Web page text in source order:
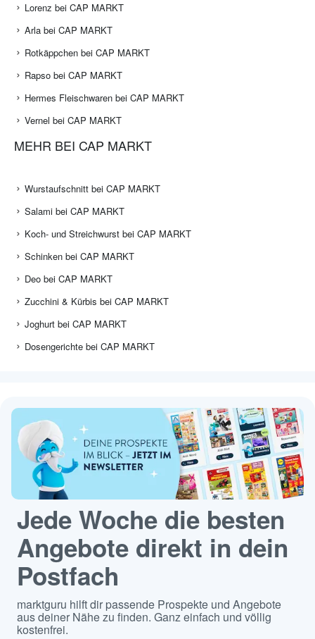
Lorenz bei CAP MARKT
Arla bei CAP MARKT
Rotkäppchen bei CAP MARKT
Rapso bei CAP MARKT
Hermes Fleischwaren bei CAP MARKT
Vernel bei CAP MARKT
MEHR BEI CAP MARKT
Wurstaufschnitt bei CAP MARKT
Salami bei CAP MARKT
Koch- und Streichwurst bei CAP MARKT
Schinken bei CAP MARKT
Deo bei CAP MARKT
Zucchini & Kürbis bei CAP MARKT
Joghurt bei CAP MARKT
Dosengerichte bei CAP MARKT
Jede Woche die besten
Angebote direkt in dein
Postfach
marktguru hilft dir passende Prospekte und Angebote
aus deiner Nähe zu finden. Ganz einfach und völlig
kostenfrei.